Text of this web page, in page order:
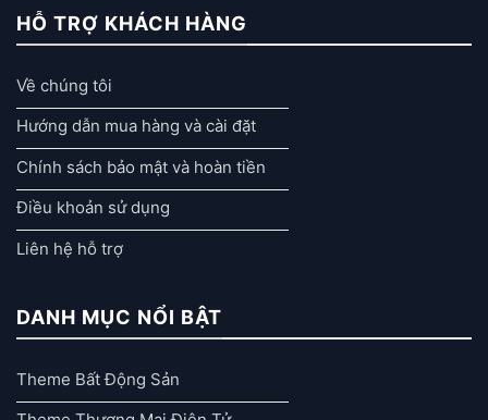
HỖ TRỢ KHÁCH HÀNG
Về chúng tôi
Hướng dẫn mua hàng và cài đặt
Chính sách bảo mật và hoàn tiền
Điều khoản sử dụng
Liên hệ hỗ trợ
DANH MỤC NỔI BẬT
Theme Bất Động Sản